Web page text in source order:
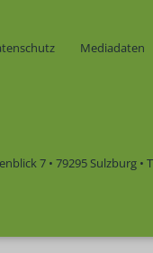
Mediadaten
7 • 79295 Sulzburg •